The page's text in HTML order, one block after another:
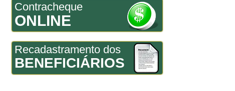
Contracheque
ONLINE
Recadastramento dos
BENEFICIÁRIOS